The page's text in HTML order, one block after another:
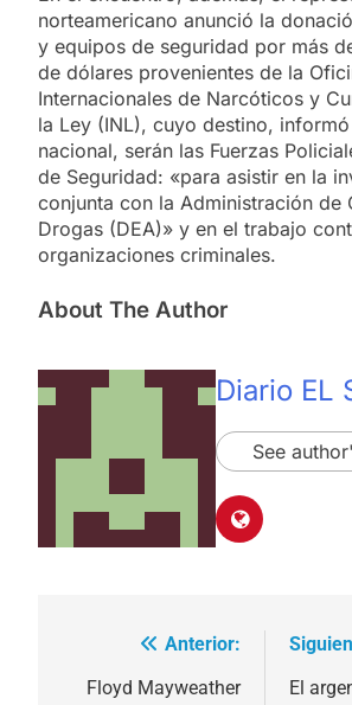
norteamericano anunció la
y equipos de seguridad por más
de dólares provenientes de la
Internacionales de Narcóticos y
la Ley (INL), cuyo destino,
nacional, serán las Fuerzas
de Seguridad: «para asistir en la
conjunta con la Administración de
Drogas (DEA)» y en el trabajo
organizaciones criminales.
About The Author
Diario EL
See
Navegación
de
Anterior:
Floyd Mayweather
El